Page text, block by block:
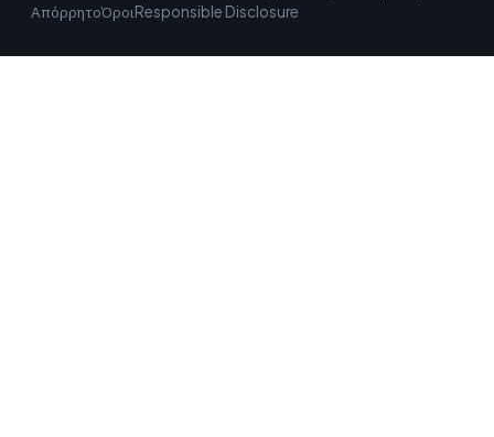
ΑπόρρητοΌροιResponsible Disclosure